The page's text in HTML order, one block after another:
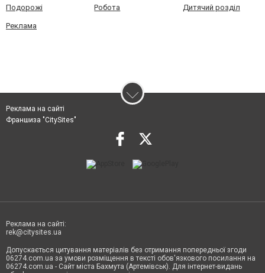
Подорожі Робота Дитячий розділ
Реклама
Реклама на сайті
Франшиза "CitySites"
Реклама на сайті:
rek@citysites.ua
Допускається цитування матеріалів без отримання попередньої згоди
06274.com.ua за умови розміщення в тексті обов'язкового посилання на
06274.com.ua - Сайт міста Бахмута (Артемівськ). Для інтернет-видань